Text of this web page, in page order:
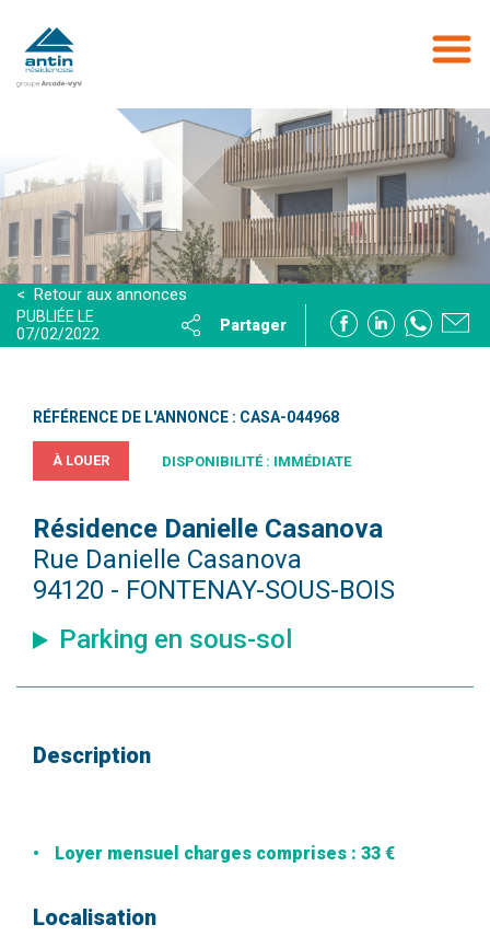
contenu
principal
< Retour aux annonces
PUBLIÉE LE
07/02/2022
Partager
RÉFÉRENCE DE L'ANNONCE : CASA-044968
À LOUER DISPONIBILITÉ : IMMÉDIATE
Résidence Danielle Casanova
Rue Danielle Casanova
94120 - FONTENAY-SOUS-BOIS
Parking en sous-sol
Description
Loyer mensuel charges comprises : 33 €
Localisation